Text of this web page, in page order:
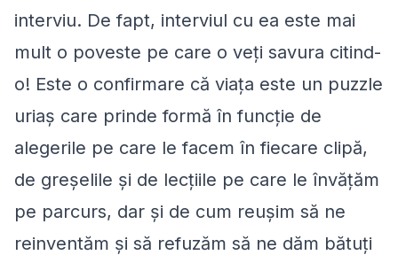
interviu. De fapt, interviul cu ea este mai
mult o poveste pe care o veţi savura citind-
o! Este o confirmare că viaţa este un puzzle
uriaş care prinde formă în funcţie de
alegerile pe care le facem în fiecare clipă,
de greşelile şi de lecţiile pe care le învăţăm
pe parcurs, dar şi de cum reuşim să ne
reinventăm şi să refuzăm să ne dăm bătuţi